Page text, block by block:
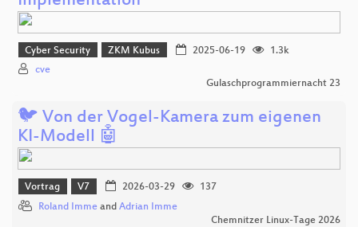
Cyber Security ZKM Kubus 2025-06-19
1.3k
cve
Gulaschprogrammiernacht 23
🐦 Von der Vogel-Kamera zum eigenen
KI-Modell 🤖
Vortrag V7 2026-03-29
137
Roland Imme and Adrian Imme
Chemnitzer Linux-Tage 2026